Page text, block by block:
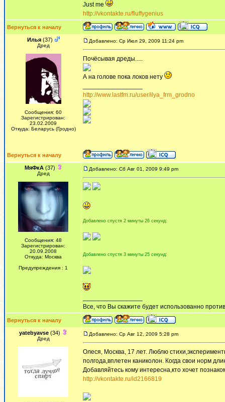
Just me
http://vkontakte.ru/fluffygenius
Вернуться к началу
Илья(37)
Дред
Сообщения: 60
Зарегистрирован:
23.02.2009
Откуда: Беларусь (Гродно)
Добавлено: Ср Июл 29, 2009 11:24 pm
Почёсывая дреды.....
А на голове пока локов нету
http://www.lastfm.ru/user/ilya_frm_grodno
Вернуться к началу
МяФкА(37)
Дред
Сообщения: 48
Зарегистрирован:
20.09.2008
Откуда: Москва
Предупреждения : 1
Добавлено: Сб Авг 01, 2009 9:49 pm
Добавлено спустя 2 минуты 26 секунд:
Добавлено спустя 3 минуты 25 секунд:
Все, что Вы скажите будет использованно
Вернуться к началу
yatebyavse (34)
Дред
Добавлено: Ср Авг 12, 2009 5:28 pm
Олеся, Москва, 17 лет. Люблю
полгода,вплетен каниколон. Когда свои норм
Добавляйтесь кому интересна,кто хочет
http://vkontakte.ru/id2166819